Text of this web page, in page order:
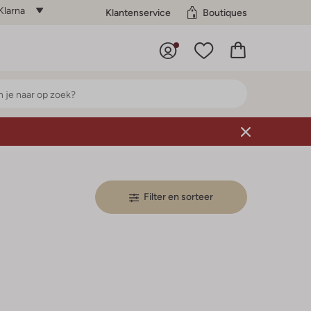
Klantenservice Boutiques
Filter en sorteer